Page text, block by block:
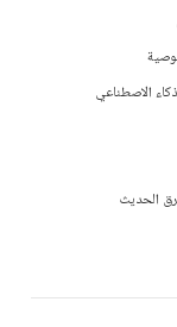
الاصطناعي
الحديث